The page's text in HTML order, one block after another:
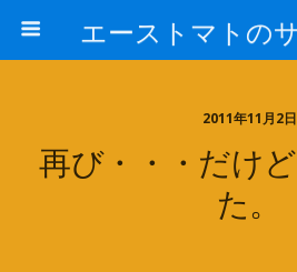
2011年11月2日
再び・・・だけ
た。